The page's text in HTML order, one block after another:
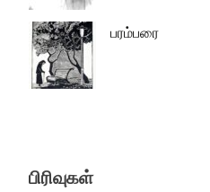
பரம்பரை
பிரிவுகள்